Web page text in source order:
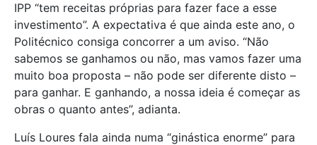
IPP “tem receitas próprias para fazer face a esse
investimento”. A expectativa é que ainda este ano, o
Politécnico consiga concorrer a um aviso. “Não
sabemos se ganhamos ou não, mas vamos fazer uma
muito boa proposta – não pode ser diferente disto –
para ganhar. E ganhando, a nossa ideia é começar as
obras o quanto antes”, adianta.
Luís Loures fala ainda numa “ginástica enorme” para